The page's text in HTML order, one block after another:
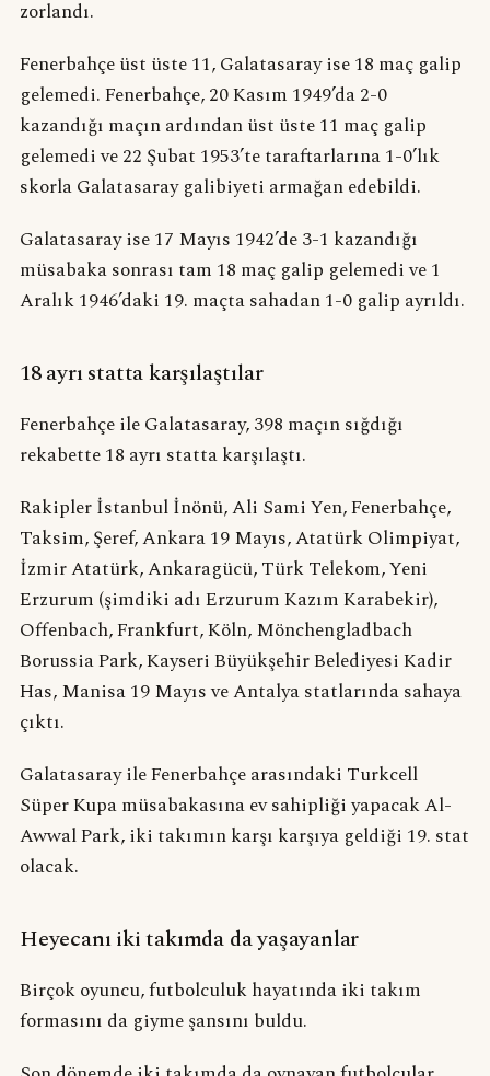
zorlandı.
Fenerbahçe üst üste 11, Galatasaray ise 18 maç galip
gelemedi. Fenerbahçe, 20 Kasım 1949’da 2-0
kazandığı maçın ardından üst üste 11 maç galip
gelemedi ve 22 Şubat 1953’te taraftarlarına 1-0’lık
skorla Galatasaray galibiyeti armağan edebildi.
Galatasaray ise 17 Mayıs 1942’de 3-1 kazandığı
müsabaka sonrası tam 18 maç galip gelemedi ve 1
Aralık 1946’daki 19. maçta sahadan 1-0 galip ayrıldı.
18 ayrı statta karşılaştılar
Fenerbahçe ile Galatasaray, 398 maçın sığdığı
rekabette 18 ayrı statta karşılaştı.
Rakipler İstanbul İnönü, Ali Sami Yen, Fenerbahçe,
Taksim, Şeref, Ankara 19 Mayıs, Atatürk Olimpiyat,
İzmir Atatürk, Ankaragücü, Türk Telekom, Yeni
Erzurum (şimdiki adı Erzurum Kazım Karabekir),
Offenbach, Frankfurt, Köln, Mönchengladbach
Borussia Park, Kayseri Büyükşehir Belediyesi Kadir
Has, Manisa 19 Mayıs ve Antalya statlarında sahaya
çıktı.
Galatasaray ile Fenerbahçe arasındaki Turkcell
Süper Kupa müsabakasına ev sahipliği yapacak Al-
Awwal Park, iki takımın karşı karşıya geldiği 19. stat
olacak.
Heyecanı iki takımda da yaşayanlar
Birçok oyuncu, futbolculuk hayatında iki takım
formasını da giyme şansını buldu.